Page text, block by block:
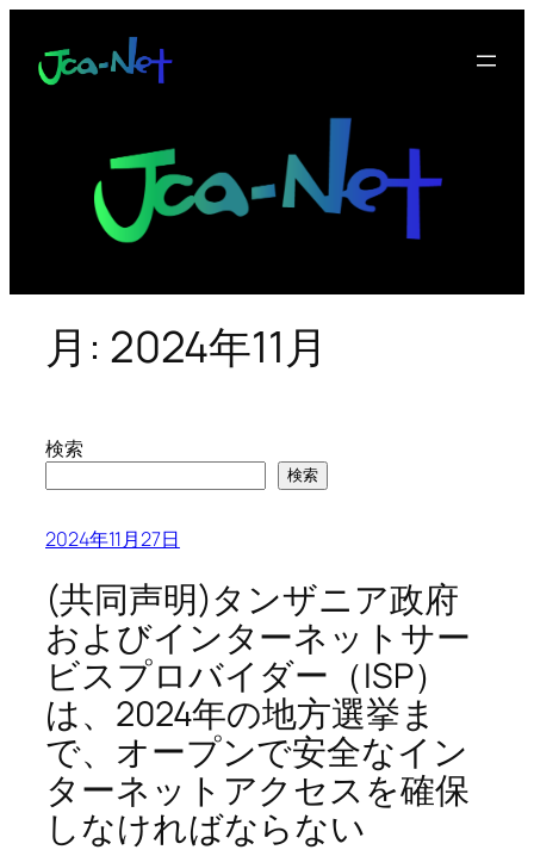
月: 2024年11月
検索
検索
2024年11月27日
(共同声明)タンザニア政府
およびインターネットサー
ビスプロバイダー（ISP）
は、2024年の地方選挙ま
で、オープンで安全なイン
ターネットアクセスを確保
しなければならない